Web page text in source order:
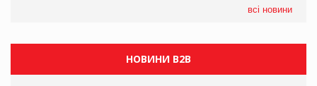
всі новини
НОВИНИ B2B